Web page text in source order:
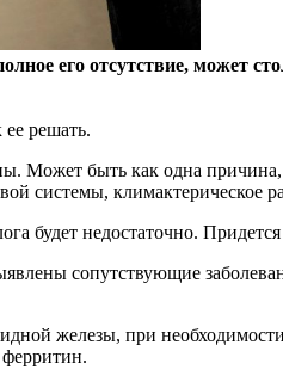
его отсутствие, может
решать.
Может быть как одна
системы, климактерическое
будет недостаточно.
сопутствующие
железы, при